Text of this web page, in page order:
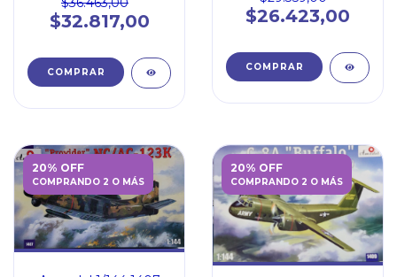
$32.817,00 $26.423,00
20% OFF
COMPRANDO 2 O MÁS
20% OFF
COMPRANDO 2 O MÁS